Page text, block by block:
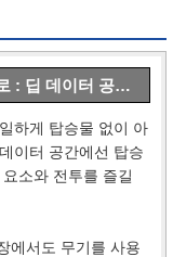
아스트로 플레이룸 공략 - SSD 고속도로 : 딥 데이터 공간 공략
하게 탑승물 없이 아
이터 공간에선 탑승
소와 전투를 즐길
에서도 무기를 사용